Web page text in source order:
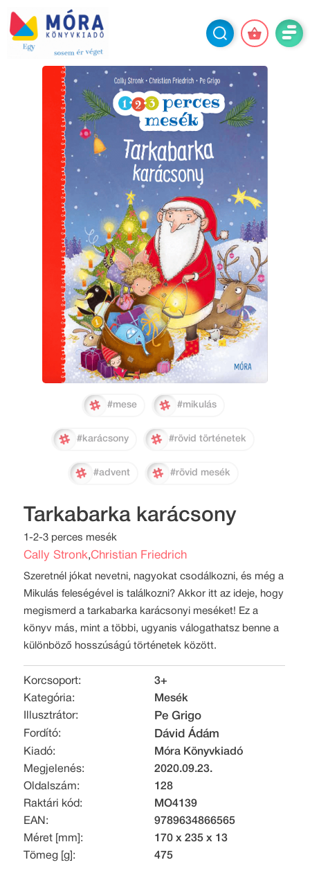
#mese #mikulás
#karácsony #rövid történetek
#advent #rövid mesék
Tarkabarka karácsony
1-2-3 perces mesék
Cally Stronk,Christian Friedrich
Szeretnél jókat nevetni, nagyokat csodálkozni, és még a
Mikulás feleségével is találkozni? Akkor itt az ideje, hogy
megismerd a tarkabarka karácsonyi meséket! Ez a
könyv más, mint a többi, ugyanis válogathatsz benne a
különböző hosszúságú történetek között.
Korcsoport:
3+
Kategória:
Mesék
Illusztrátor:
Pe Grigo
Fordító: Dávid Ádám
Kiadó:
Móra Könyvkiadó
Megjelenés:
2020.09.23.
Oldalszám:
128
Raktári kód:
MO4139
EAN:
9789634866565
Méret [mm]:
170 x 235 x 13
Tömeg [g]:
475